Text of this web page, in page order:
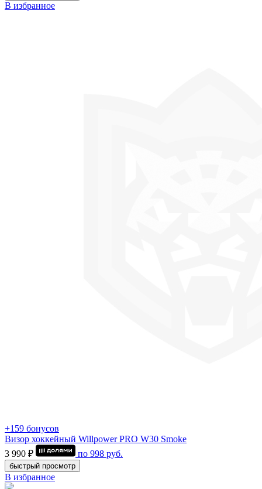
В избранное
+159 бонусов
Визор хоккейный Willpower PRO W30 Smoke
3 990 ₽
по 998 руб.
быстрый просмотр
В избранное